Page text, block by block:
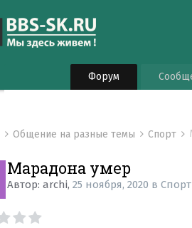
Форум
Общение на разные темы Спорт
Марадона умер
Автор:archi,25 ноября, 2020 вСпорт